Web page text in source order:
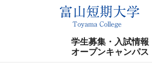
学生募集・入試情報
オープンキャンパス